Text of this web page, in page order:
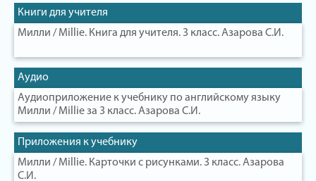
Книги для учителя
Милли / Millie. Книга для учителя. 3 класс. Азарова С.И.
Аудио
Аудиоприложение к учебнику по английскому языку
Милли / Millie за 3 класс. Азарова С.И.
Приложения к учебнику
Милли / Millie. Карточки с рисунками. 3 класс. Азарова
С.И.